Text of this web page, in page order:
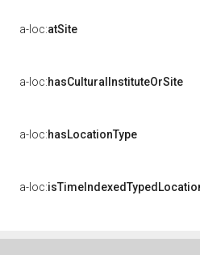
a-loc:atSite
a-loc:hasCulturalInstituteOrSite
a-loc:hasLocationType
a-loc: